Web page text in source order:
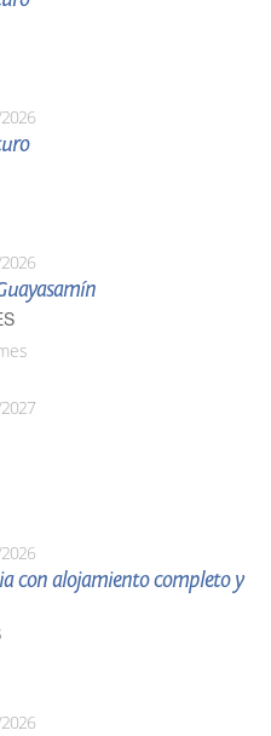
con alojamiento completo y